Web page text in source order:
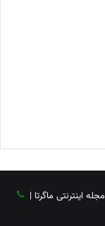
مجله اینترنتی ماگرتا |